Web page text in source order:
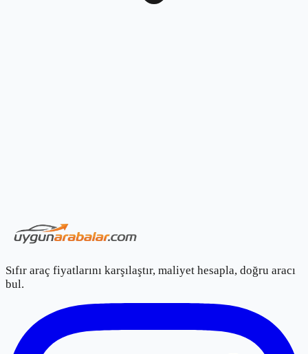
Sıfır araç fiyatlarını karşılaştır, maliyet hesapla, doğru aracı
bul.